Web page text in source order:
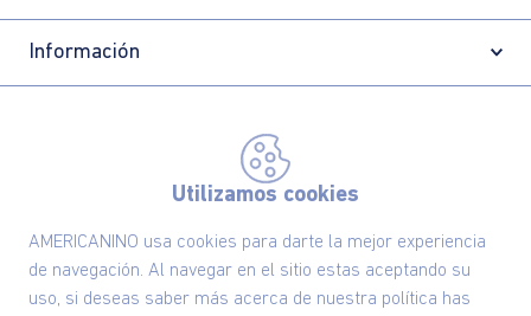
Utilizamos cookies
AMERICANINO usa cookies para darte la mejor experiencia
de navegación. Al navegar en el sitio estas aceptando su
uso, si deseas saber más acerca de nuestra política has
Información